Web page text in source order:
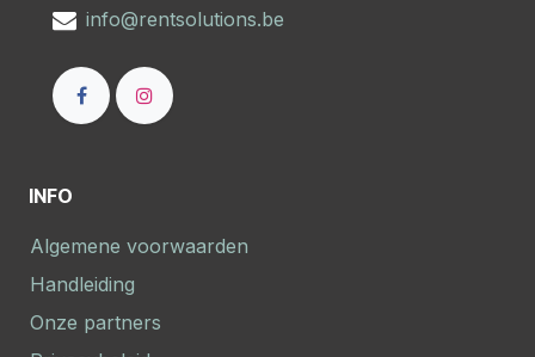
info@rentsolutions.be
INFO
Algemene voorwaarden
Handleiding
Onze partners